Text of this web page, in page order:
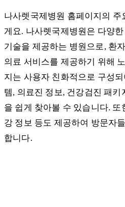
나사렛국제병원 홈페이지의 주
게요. 나사렛국제병원은 다양
기술을 제공하는 병원으로, 환
의료 서비스를 제공하기 위해
지는 사용자 친화적으로 구성
템, 의료진 정보, 건강검진 패
을 쉽게 찾아볼 수 있습니다. 또
강 정보 등도 제공하여 방문자
합니다.